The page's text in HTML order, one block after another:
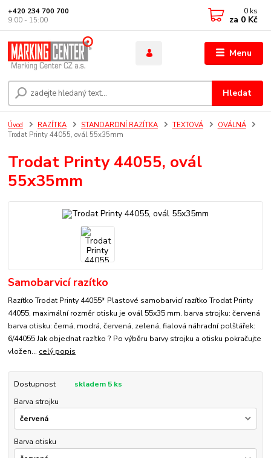
Menu
Hledat
+420 234 700 700
9:00 - 15:00
0 ks
za 0 Kč
Úvod RAZÍTKA STANDARDNÍ RAZÍTKA TEXTOVÁ
OVÁLNÁ
Trodat Printy 44055, ovál 55x35mm
Trodat Printy 44055, ovál
55x35mm
Samobarvicí razítko
Razítko Trodat Printy 44055* Plastové samobarvicí razítko Trodat Printy
44055, maximální rozměr otisku je ovál 55x35 mm. barva strojku: červená
barva otisku: černá, modrá, červená, zelená, fialová náhradní polštářek:
6/44055 Jak objednat razítko ? Po výběru barvy strojku a otisku pokračujte
vložen... celý popis
Dostupnost
skladem 5 ks
Barva strojku
Barva otisku